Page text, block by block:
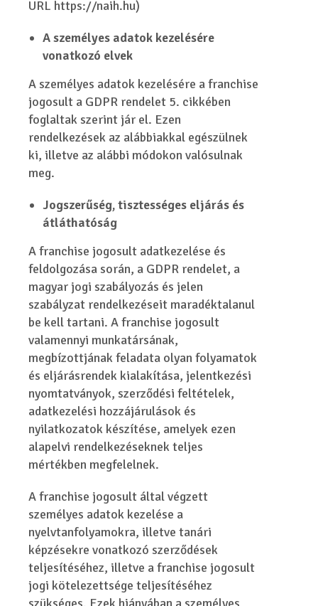
URL https://naih.hu)
A személyes adatok kezelésére
vonatkozó elvek
A személyes adatok kezelésére a franchise
jogosult a GDPR rendelet 5. cikkében
foglaltak szerint jár el. Ezen
rendelkezések az alábbiakkal egészülnek
ki, illetve az alábbi módokon valósulnak
meg.
Jogszerűség, tisztességes eljárás és
átláthatóság
A franchise jogosult adatkezelése és
feldolgozása során, a GDPR rendelet, a
magyar jogi szabályozás és jelen
szabályzat rendelkezéseit maradéktalanul
be kell tartani. A franchise jogosult
valamennyi munkatársának,
megbízottjának feladata olyan folyamatok
és eljárásrendek kialakítása, jelentkezési
nyomtatványok, szerződési feltételek,
adatkezelési hozzájárulások és
nyilatkozatok készítése, amelyek ezen
alapelvi rendelkezéseknek teljes
mértékben megfelelnek.
A franchise jogosult által végzett
személyes adatok kezelése a
nyelvtanfolyamokra, illetve tanári
képzésekre vonatkozó szerződések
teljesítéséhez, illetve a franchise jogosult
jogi kötelezettsége teljesítéséhez